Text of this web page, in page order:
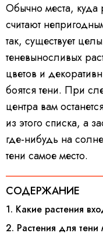
Обычно места, куда
считают
так, существует
теневыносливых
цветов и
боятся тени. При
центра вам
из этого списка, а
где-нибудь на
тени самое место.
СОДЕРЖАНИЕ
1. Какие растения
2. Растения для